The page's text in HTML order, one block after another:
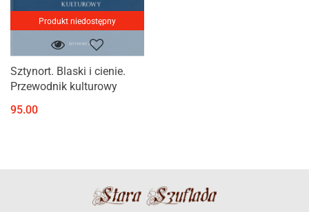
Produkt niedostępny
Sztynort. Blaski i cienie.
Przewodnik kulturowy
95.00